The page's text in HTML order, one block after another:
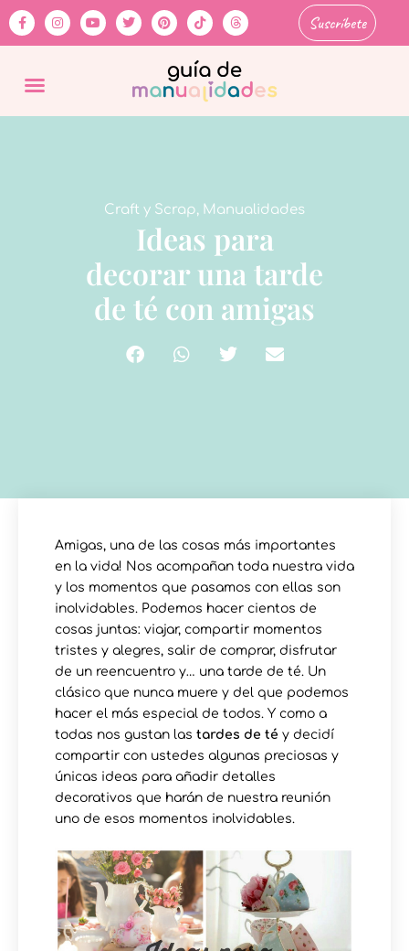
Suscríbete
Craft y Scrap, Manualidades
Ideas para
decorar una tarde
de té con amigas
Amigas, una de las cosas más importantes
en la vida! Nos acompañan toda nuestra vida
y los momentos que pasamos con ellas son
inolvidables. Podemos hacer cientos de
cosas juntas: viajar, compartir momentos
tristes y alegres, salir de comprar, disfrutar
de un reencuentro y… una tarde de té. Un
clásico que nunca muere y del que podemos
hacer el más especial de todos. Y como a
todas nos gustan las tardes de té y decidí
compartir con ustedes algunas preciosas y
únicas ideas para añadir detalles
decorativos que harán de nuestra reunión
uno de esos momentos inolvidables.